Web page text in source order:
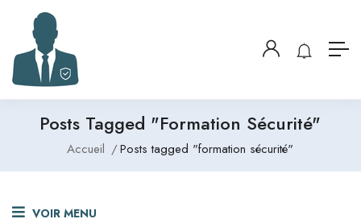
Posts Tagged "formation Sécurité"
Accueil Posts tagged "formation sécurité"
VOIR MENU